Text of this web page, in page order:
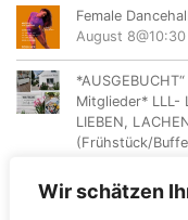
Wir schätzen
Female
August 8@10:30
Mitglieder* LLL-
LIEBEN,
(Frühstück/